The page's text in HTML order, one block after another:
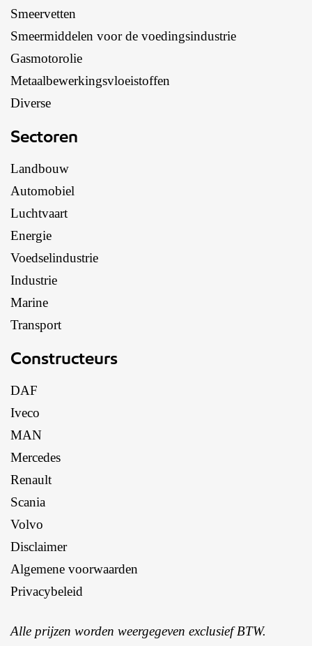
Smeervetten
Smeermiddelen voor de voedingsindustrie
Gasmotorolie
Metaalbewerkingsvloeistoffen
Diverse
Sectoren
Landbouw
Automobiel
Luchtvaart
Energie
Voedselindustrie
Industrie
Marine
Transport
Constructeurs
DAF
Iveco
MAN
Mercedes
Renault
Scania
Volvo
Disclaimer
Algemene voorwaarden
Privacybeleid
Alle prijzen worden weergegeven exclusief BTW.